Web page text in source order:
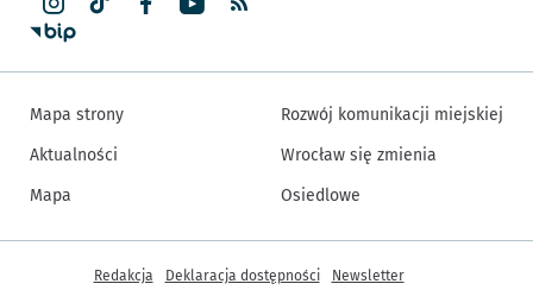
Mapa strony
Aktualności
Mapa
Rozwój komunikacji miejskiej
Wrocław się zmienia
Osiedlowe
Inne informacje
Redakcja Deklaracja dostępności Newsletter